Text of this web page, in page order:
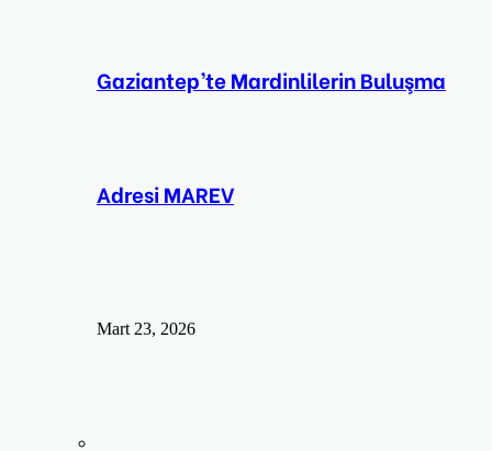
Gaziantep’te Mardinlilerin Buluşma
Adresi MAREV
Mart 23, 2026